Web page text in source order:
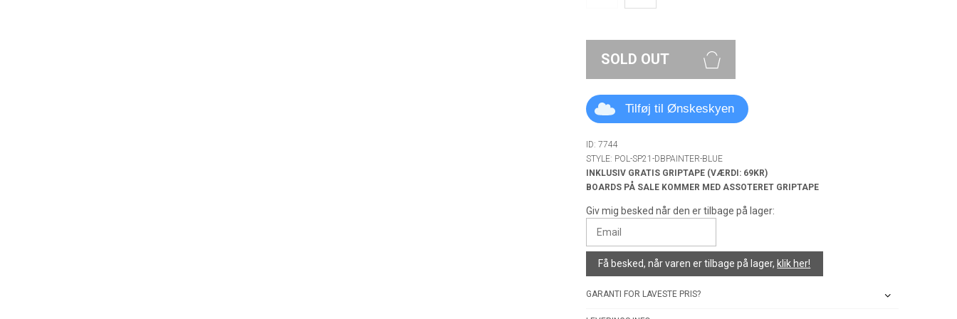
SOLD OUT
Tilføj til Ønskeskyen
ID: 7744
STYLE: POL-SP21-DBPAINTER-BLUE
INKLUSIV GRATIS GRIPTAPE (VÆRDI: 69KR)
BOARDS PÅ SALE KOMMER MED ASSOTERET GRIPTAPE
Giv mig besked når den er tilbage på lager:
Få besked, når varen er tilbage på lager, klik her!
GARANTI FOR LAVESTE PRIS?